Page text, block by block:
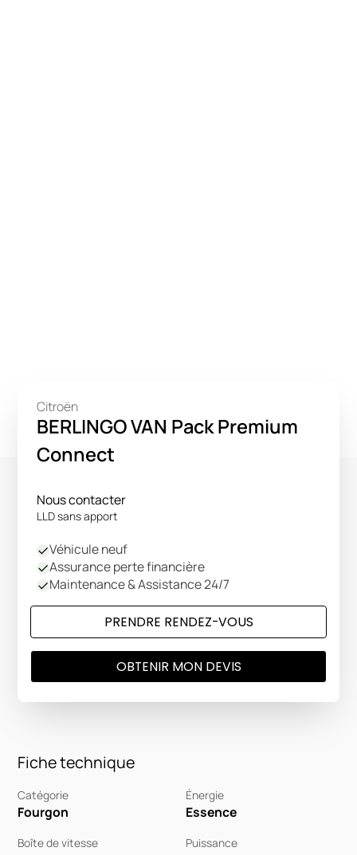
Fiche technique
Catégorie
Fourgon
Énergie
Essence
Boîte de vitesse Puissance
Citroën
BERLINGO VAN Pack Premium
Connect
Nous contacter
LLD sans apport
Véhicule neuf
Assurance perte financière
Maintenance & Assistance 24/7
PRENDRE RENDEZ-VOUS
OBTENIR MON DEVIS